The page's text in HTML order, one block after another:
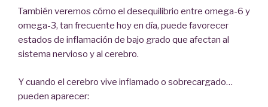
También veremos cómo el desequilibrio entre omega-6 y
omega-3, tan frecuente hoy en día, puede favorecer
estados de inflamación de bajo grado que afectan al
sistema nervioso y al cerebro.
Y cuando el cerebro vive inflamado o sobrecargado…
pueden aparecer: